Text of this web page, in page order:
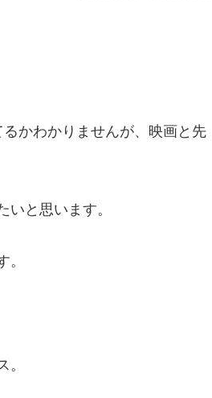
かわかりませんが、映画と先
と思います。